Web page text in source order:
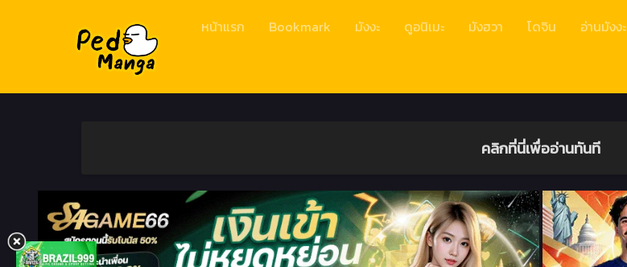
หน้าแรก Bookmark มังงะ ดูอนิเมะ มังฮวา โดจิน อ่านมังงะ
คลิกที่นี่เพื่ออ่านทันที